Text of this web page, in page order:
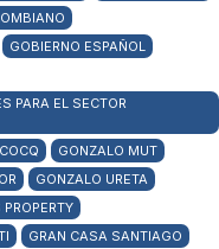
GOBIERNO ESPAÑOL
PARA EL SECTOR
GONZALO MUT
GONZALO URETA
PROPERTY
GRAN CASA SANTIAGO